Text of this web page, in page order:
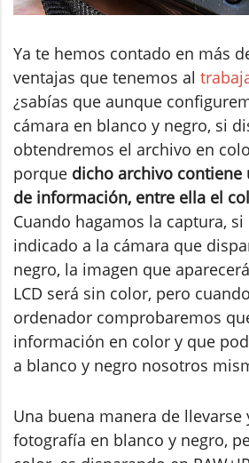
Ya te hemos contado en más
ventajas que tenemos al
¿sabías que aunque
cámara en blanco y negro, si
obtendremos el archivo en
porque dicho archivo contiene
de información, entre ella el
Cuando hagamos la captura,
indicado a la cámara que
negro, la imagen que
LCD será sin color, pero
ordenador comprobaremos
información en color y que
a blanco y negro nosotros
Una buena manera de llevarse
fotografía en blanco y negro,